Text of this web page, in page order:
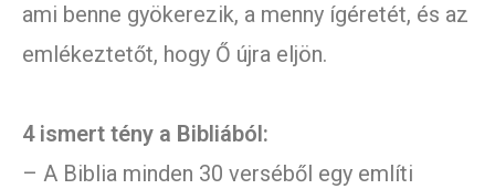
ami benne gyökerezik, a menny ígéretét, és az
emlékeztetőt, hogy Ő újra eljön.
4 ismert tény a Bibliából:
– A Biblia minden 30 verséből egy említi